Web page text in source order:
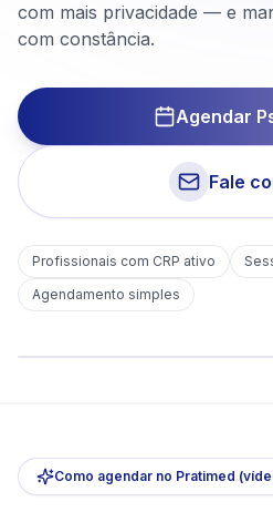
com mais privacidade — e
com constância.
Agendar
Fale
Profissionais com CRP ativo
Agendamento simples
Como agendar no Pratimed